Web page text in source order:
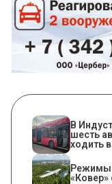
В
шесть
ходить
Режимы